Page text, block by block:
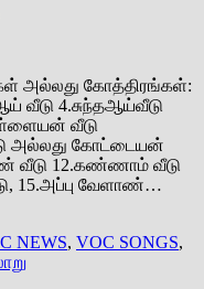
அல்லது கோத்திரங்கள்:
வீடு 4.சுந்தஆய்வீடு
வீடு
அல்லது கோட்டையன்
வீடு 12.கண்ணாம் வீடு
15.அப்பு வேளாண்…
NEWS, VOC SONGS,